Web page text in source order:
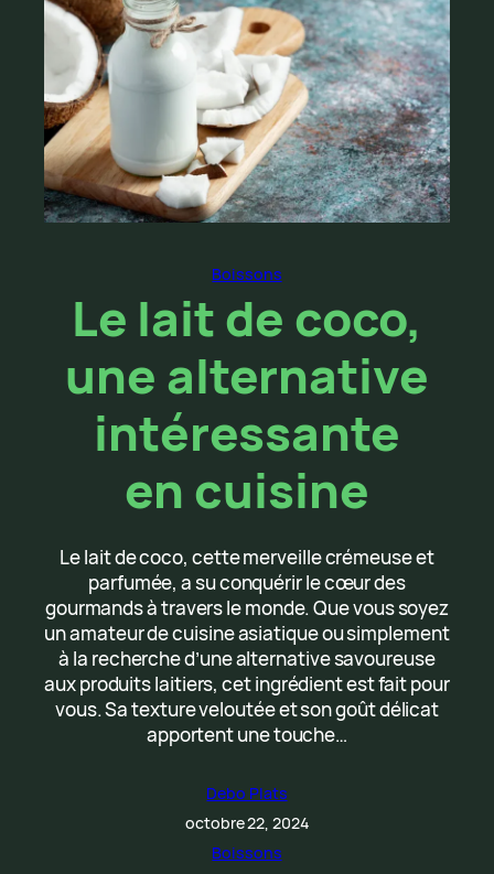
Boissons
Le lait de coco,
une alternative
intéressante
en cuisine
Le lait de coco, cette merveille crémeuse et
parfumée, a su conquérir le cœur des
gourmands à travers le monde. Que vous soyez
un amateur de cuisine asiatique ou simplement
à la recherche d’une alternative savoureuse
aux produits laitiers, cet ingrédient est fait pour
vous. Sa texture veloutée et son goût délicat
apportent une touche…
Debo Plats
octobre 22, 2024
Boissons